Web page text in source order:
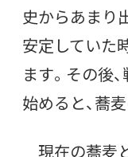
史からあまり
安定していた
ます。その後
始めると、蕎
現在の蕎麦